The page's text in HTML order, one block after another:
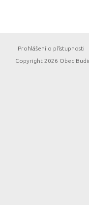
Prohlášení o přístupnosti
Copyright 2026 Obec